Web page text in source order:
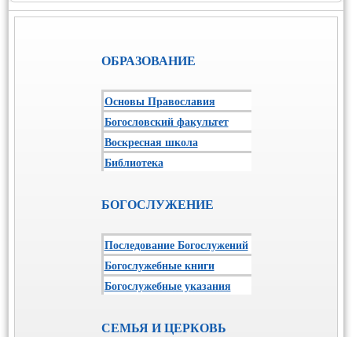
ОБРАЗОВАНИЕ
Основы Православия
Богословский факультет
Воскресная школа
Библиотека
БОГОСЛУЖЕНИЕ
Последование Богослужений
Богослужебные книги
Богослужебные указания
СЕМЬЯ И ЦЕРКОВЬ